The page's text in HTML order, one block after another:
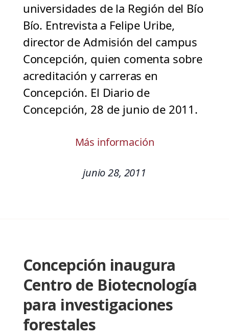
universidades de la Región del Bío
Bío. Entrevista a Felipe Uribe,
director de Admisión del campus
Concepción, quien comenta sobre
acreditación y carreras en
Concepción. El Diario de
Concepción, 28 de junio de 2011.
Más información
junio 28, 2011
Concepción inaugura
Centro de Biotecnología
para investigaciones
forestales